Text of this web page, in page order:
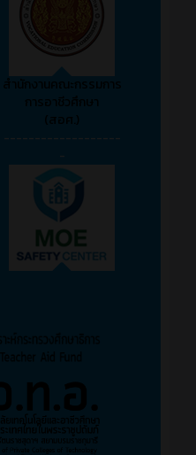
สำนักงานคณะกรรมการ
การอาชีวศึกษา
(สอศ.)
-------------------
-